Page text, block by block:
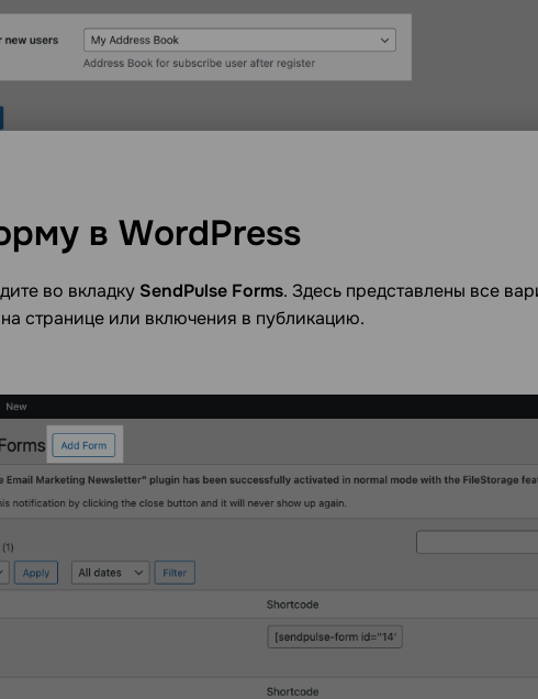
в WordPress
во вкладку SendPulse Forms. Здесь представлены все
странице или включения в публикацию.